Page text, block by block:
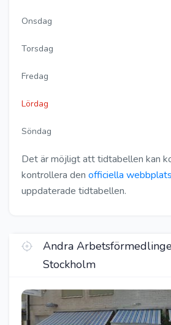
Onsdag
Torsdag
Fredag
Lördag
Söndag
Det är möjligt att tidtabellen kan
kontrollera den officiella
uppdaterade tidtabellen.
Andra
Stockholm